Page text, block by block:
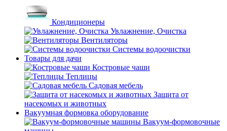
Кондиционеры
Увлажнение, Очистка
Вентиляторы
Системы водоочистки
Товары для дачи
Костровые чаши
Теплицы
Садовая мебель
Защита от
насекомых и животных
Вакуумная формовка оборудование
Вакуум-формовочные